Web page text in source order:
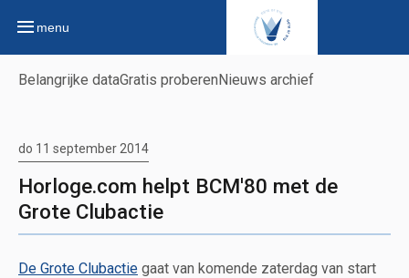
menu
Belangrijke dataGratis proberen Nieuws archief
do 11 september 2014
Horloge.com helpt BCM'80 met de
Grote Clubactie
De Grote Clubactie gaat van komende zaterdag van start